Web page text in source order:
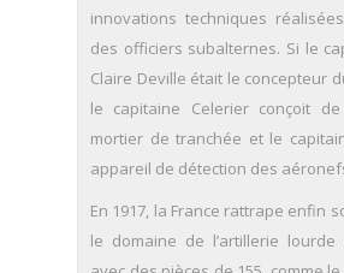
innovations techniques
des officiers subalternes. Si le
Claire Deville était le concepteur
le capitaine Celerier conçoit
mortier de tranchée et le
appareil de détection des
En 1917, la France rattrape enfin
le domaine de l’artillerie lourde